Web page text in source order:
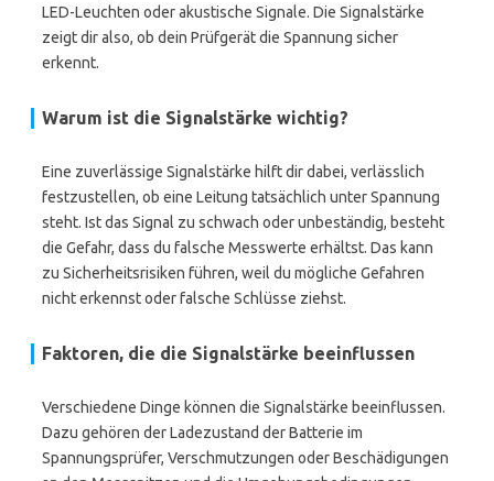
LED-Leuchten oder akustische Signale. Die Signalstärke
zeigt dir also, ob dein Prüfgerät die Spannung sicher
erkennt.
Warum ist die Signalstärke wichtig?
Eine zuverlässige Signalstärke hilft dir dabei, verlässlich
festzustellen, ob eine Leitung tatsächlich unter Spannung
steht. Ist das Signal zu schwach oder unbeständig, besteht
die Gefahr, dass du falsche Messwerte erhältst. Das kann
zu Sicherheitsrisiken führen, weil du mögliche Gefahren
nicht erkennst oder falsche Schlüsse ziehst.
Faktoren, die die Signalstärke beeinflussen
Verschiedene Dinge können die Signalstärke beeinflussen.
Dazu gehören der Ladezustand der Batterie im
Spannungsprüfer, Verschmutzungen oder Beschädigungen